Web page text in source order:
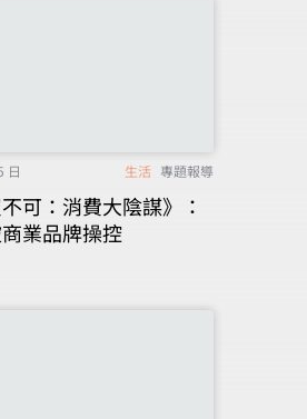
日 生活 專題報導
可：消費大陰謀》：
業品牌操控